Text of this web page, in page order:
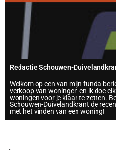
Redactie Schouwen-
Welkom op een van mijn funda
verkoop van woningen en ik doe
woningen voor je klaar te zetten.
Schouwen-Duivelandkrant de
met het vinden van een woning!